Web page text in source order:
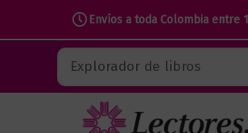
Envíos a toda Colombia entre
contenido
Buscar